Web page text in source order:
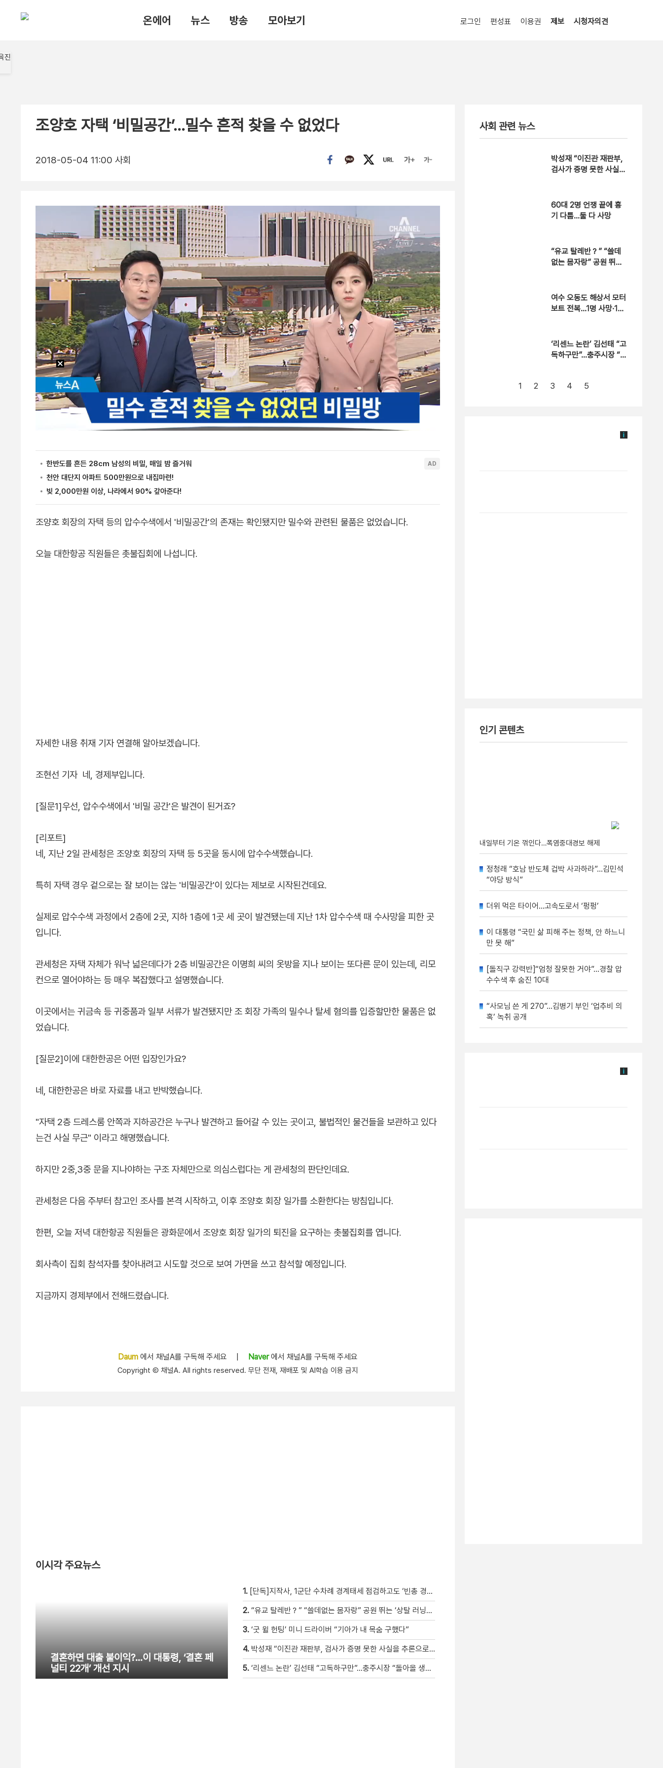
온에어 뉴스 방송 모아보기 로그인 편성표 이용권 제보 시청자의견
조양호 자택 ‘비밀공간’…밀수 흔적 찾을 수 없었다
2018-05-04 11:00 사회
조양호 회장의 자택 등의 압수수색에서 '비밀공간'의 존재는 확인됐지만 밀수와 관련된 물품은 없었습니다.
오늘 대한항공 직원들은 촛불집회에 나섭니다.
자세한 내용 취재 기자 연결해 알아보겠습니다.
조현선 기자 네, 경제부입니다.
[질문1]우선, 압수수색에서 '비밀 공간'은 발견이 된거죠?
[리포트]
네, 지난 2일 관세청은 조양호 회장의 자택 등 5곳을 동시에 압수수색했습니다.
특히 자택 경우 겉으로는 잘 보이는 않는 '비밀공간'이 있다는 제보로 시작된건데요.
실제로 압수수색 과정에서 2층에 2곳, 지하 1층에 1곳 세 곳이 발견됐는데 지난 1차 압수수색 때 수사망을 피한 곳
입니다.
관세청은 자택 자체가 워낙 넓은데다가 2층 비밀공간은 이명희 씨의 옷방을 지나 보이는 또다른 문이 있는데, 리모
컨으로 열어야하는 등 매우 복잡했다고 설명했습니다.
이곳에서는 귀금속 등 귀중품과 일부 서류가 발견됐지만 조 회장 가족의 밀수나 탈세 혐의를 입증할만한 물품은 없
었습니다.
[질문2]이에 대한한공은 어떤 입장인가요?
네, 대한한공은 바로 자료를 내고 반박했습니다.
"자택 2층 드레스룸 안쪽과 지하공간은 누구나 발견하고 들어갈 수 있는 곳이고, 불법적인 물건들을 보관하고 있다
는건 사실 무근" 이라고 해명했습니다.
하지만 2중,3중 문을 지나야하는 구조 자체만으로 의심스럽다는 게 관세청의 판단인데요.
관세청은 다음 주부터 참고인 조사를 본격 시작하고, 이후 조양호 회장 일가를 소환한다는 방침입니다.
한편, 오늘 저녁 대한항공 직원들은 광화문에서 조양호 회장 일가의 퇴진을 요구하는 촛불집회를 엽니다.
회사측이 집회 참석자를 찾아내려고 시도할 것으로 보여 가면을 쓰고 참석할 예정입니다.
지금까지 경제부에서 전해드렸습니다.
Daum 에서 채널A를 구독해 주세요 Naver에서 채널A를 구독해 주세요
Copyright Ⓒ 채널A. All rights reserved. 무단 전재, 재배포 및 AI학습 이용 금지
이시각 주요뉴스
결혼하면 대출 불이익?…이 대통령, ‘결혼 페
널티 22개’ 개선 지시
1. [단독]지작사, 1군단 수차례 경계태세 점검하고도 ‘빈총 경계’ 몰랐다
2. “유교 탈레반？” “쓸데없는 몸자랑” 공원 뛰는 ‘상탈 러닝족’ 갑론을박 [자막뉴스]
3. ‘굿 윌 헌팅’ 미니 드라이버 “기아가 내 목숨 구했다”
4. 박성재 “이진관 재판부, 검사가 증명 못한 사실을 추론으로 메꿔” [현장영상]
5. ‘리센느 논란’ 김선태 “고독하구만”…충주시장 “돌아올 생각은?”
사회 관련 뉴스
박성재 “이진관 재판부,
검사가 증명 못한 사실을
60대 2명 언쟁 끝에 흉
기 다툼…둘 다 사망
“유교 탈레반？” “쓸데
없는 몸자랑” 공원 뛰는
여수 오동도 해상서 모터
보트 전복…1명 사망·1명
‘리센느 논란’ 김선태 “고
독하구만”…충주시장 “돌
1 2 3 4 5
인기 콘텐츠
내일부터 기온 꺾인다…폭염중대경보 해제
정청래 “호남 반도체 겁박 사과하라”…김민석
“야당 방식”
더위 먹은 타이어…고속도로서 ‘펑펑’
이 대통령 “국민 삶 피해 주는 정책, 안 하느니
만 못 해”
[돌직구 강력반]“엄청 잘못한 거야”…경찰 압
수수색 후 숨진 10대
“사모님 쓴 게 270”…김병기 부인 ‘업추비 의
혹’ 녹취 공개